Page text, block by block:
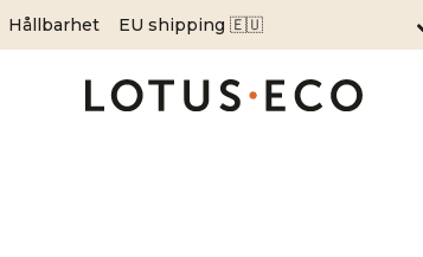
Hållbarhet EU shipping 🇪🇺